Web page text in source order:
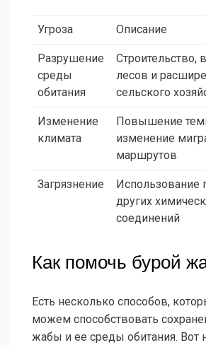
Угроза Описание
Разрушение
среды
обитания
Строительство,
лесов и
сельского
Изменение
климата
Повышение
изменение
маршрутов
Загрязнение
Использование
других
соединений
Как помочь бурой
Есть несколько способов,
можем способствовать
жабы и ее среды обитания. Вот